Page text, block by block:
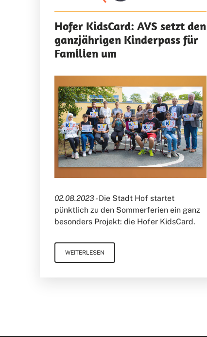
Hofer KidsCard: AVS setzt den
ganzjährigen Kinderpass für
Familien um
02.08.2023 -Die Stadt Hof startet
pünktlich zu den Sommerferien ein ganz
besonders Projekt: die Hofer KidsCard.
WEITERLESEN